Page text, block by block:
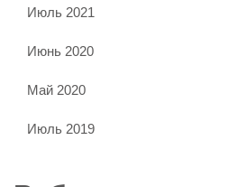
Июль 2021
Июнь 2020
Май 2020
Июль 2019